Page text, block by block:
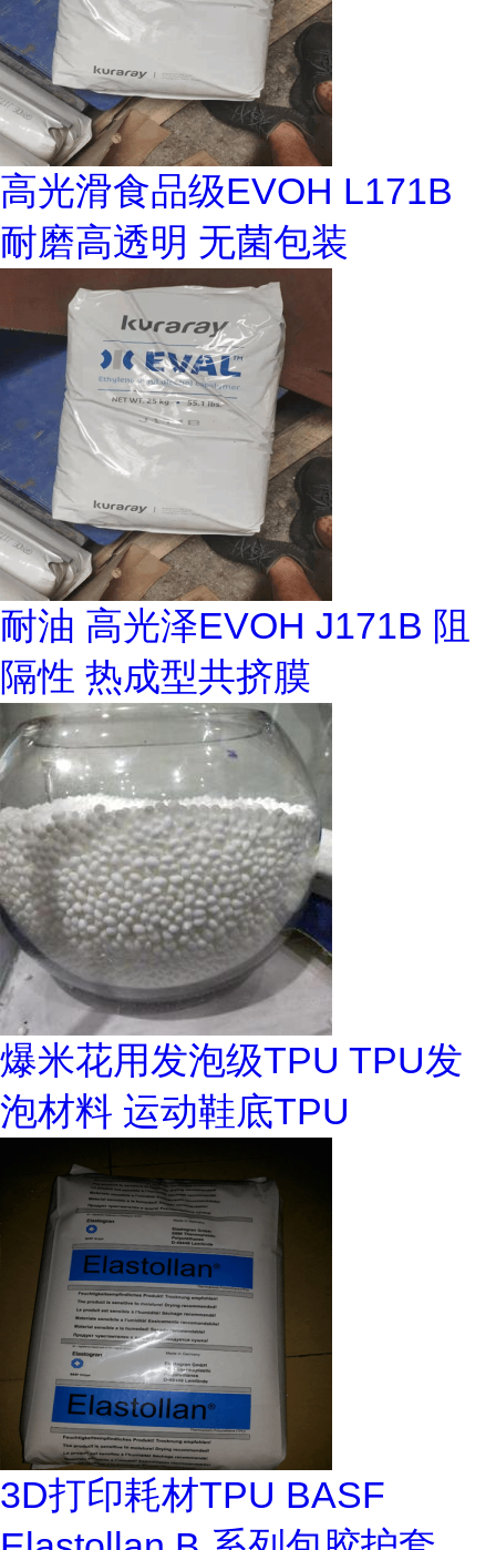
高光滑食品级EVOH L171B
耐磨高透明 无菌包装
耐油 高光泽EVOH J171B 阻
隔性 热成型共挤膜
爆米花用发泡级TPU TPU发
泡材料 运动鞋底TPU
3D打印耗材TPU BASF